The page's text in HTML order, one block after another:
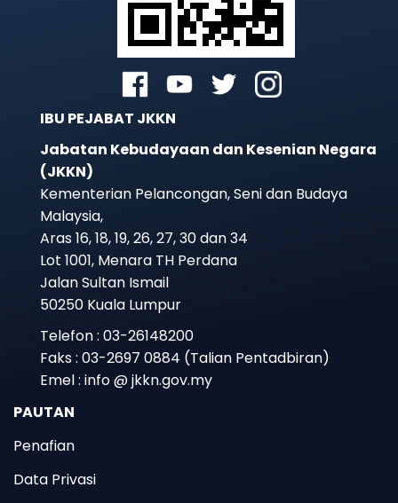
IBU PEJABAT JKKN
Jabatan Kebudayaan dan Kesenian Negara
(JKKN)
Kementerian Pelancongan, Seni dan Budaya
Malaysia,
Aras 16, 18, 19, 26, 27, 30 dan 34
Lot 1001, Menara TH Perdana
Jalan Sultan Ismail
50250 Kuala Lumpur
Telefon : 03-26148200
Faks : 03-2697 0884 (Talian Pentadbiran)
Emel : info @ jkkn.gov.my
PAUTAN
Penafian
Data Privasi